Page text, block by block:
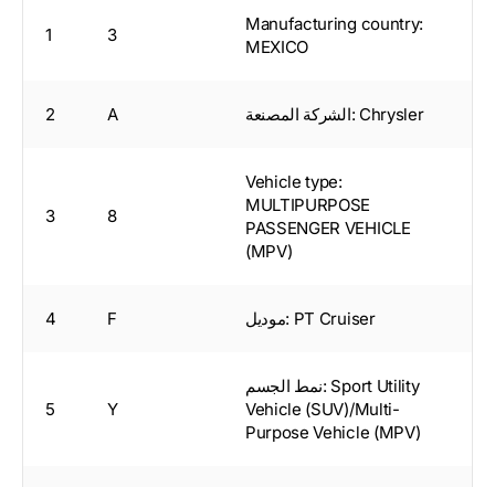
1 3
Manufacturing country:
MEXICO
2 A الشركة المصنعة: Chrysler
3 8
Vehicle type:
MULTIPURPOSE
PASSENGER VEHICLE
(MPV)
4 F موديل: PT Cruiser
5 Y
نمط الجسم: Sport Utility
Vehicle (SUV)/Multi-
Purpose Vehicle (MPV)